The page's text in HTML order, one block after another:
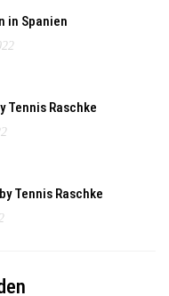
in Spanien
Tennis Raschke
Tennis Raschke